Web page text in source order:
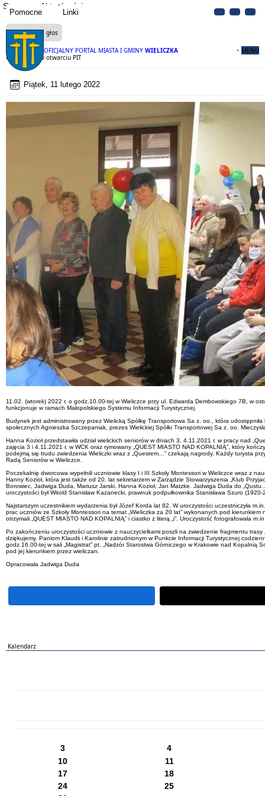
Pomocne Linki
OFICJALNY PORTAL MIASTA I GMINY WIELICZKA MENU
Strona Aktualności
Czytaj na głos
Udział KPW w otwarciu PIT
Piątek, 11 lutego 2022
11.02. (wtorek) 2022 r. o godz.10.00-tej w Wieliczce przy ul. Edwarda Dembowskiego 7B, w
funkcjonuje w ramach Małopolskiego Systemu Informacji Turystycznej.
Budynek jest administrowany przez Wielicką Spółkę Transportowa Sa z. oo., która
społecznych Agnieszka Szczepaniak, prezes Wielickiej Spółki Transportowej Sa z. oo.
Hanna Kozioł przedstawiła udział wielickich seniorów w dniach 3, 4.11.2021 r. w pracy nad
zajęcia 3 i 4.11.2021 r. w WCK oraz rymowany „QUEST MIASTO NAD KOPALNIĄ”, który
podejmą się trudu zwiedzenia Wieliczki wraz z „Questem…” czekają nagrody. Każdy turysta
Radą Seniorów w Wieliczce.
Poczekalnię dworcowa wypełnili uczniowie klasy I i III Szkoły Montessori w Wieliczce wraz z
Hanny Kozioł, która jest także od 20. lat sekretarzem w Zarządzie Stowarzyszenia „Klub
Borowiec, Jadwiga Duda, Mariusz Jarski, Hanna Kozioł, Jan Matzke. Jadwiga Duda do
uroczystości był Witold Stanisław Kazanecki, prawnuk podpułkownika Stanisława Szuro
Najstarszym uczestnikiem wydarzenia był Józef Korda lat 82. W uroczystości uczestniczyła
prac uczniów ze Szkoły Montessori na temat „Wieliczka za 20 lat” wykonanych pod
otrzymali „QUEST MIASTO NAD KOPALNIĄ” i ciastko z literą „i”. Uroczystość fotografowała
Po zakończeniu uroczystości uczniowie z nauczycielkami poszli na zwiedzenie fragmentu
dziękujemy. Paniom Klaudii i Karolinie zatrudnionym w Punkcie Informacji Turystycznej
godz.16.00-tej w sali „Magistrat” pt. „Nadzór Starostwa Górniczego w Krakowie nad Kopalnią
pod jej kierunkiem przez wieliczan.
Opracowała Jadwiga Duda
Kalendarz
3
4
10
11
17
18
24
25